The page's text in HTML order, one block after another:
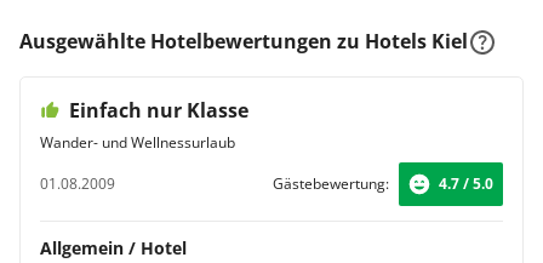
Ausgewählte Hotelbewertungen zu Hotels Kiel
Einfach nur Klasse
Wander- und Wellnessurlaub
01.08.2009
Gästebewertung: 4.7 / 5.0
Allgemein / Hotel